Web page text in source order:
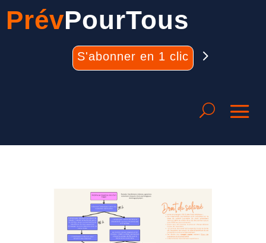
PrévPourTous
S'abonner en 1 clic